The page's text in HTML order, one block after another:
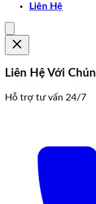
Liên Hệ
Liên Hệ Với
Hỗ trợ tư vấn 24/7